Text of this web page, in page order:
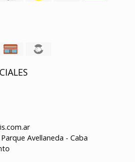
Avellaneda - Caba